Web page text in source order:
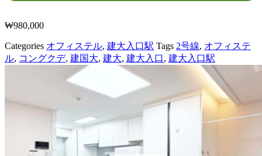
₩980,000
Categories オフィステル, 建大入口駅 Tags 2号線, オフィステ
ル, コングクデ, 建国大, 建大, 建大入口, 建大入口駅